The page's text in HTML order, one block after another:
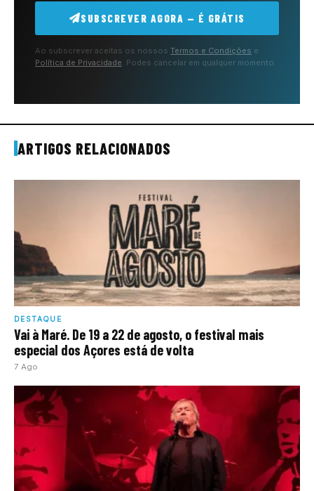
SUBSCREVER AGORA — É GRÁTIS
Ao subscrever aceitas os nossos Termos e Condições e
Política de Privacidade . Podes cancelar em qualquer momento.
ARTIGOS RELACIONADOS
DESTAQUE
Vai à Maré. De 19 a 22 de agosto, o festival mais
especial dos Açores está de volta
7 Ago